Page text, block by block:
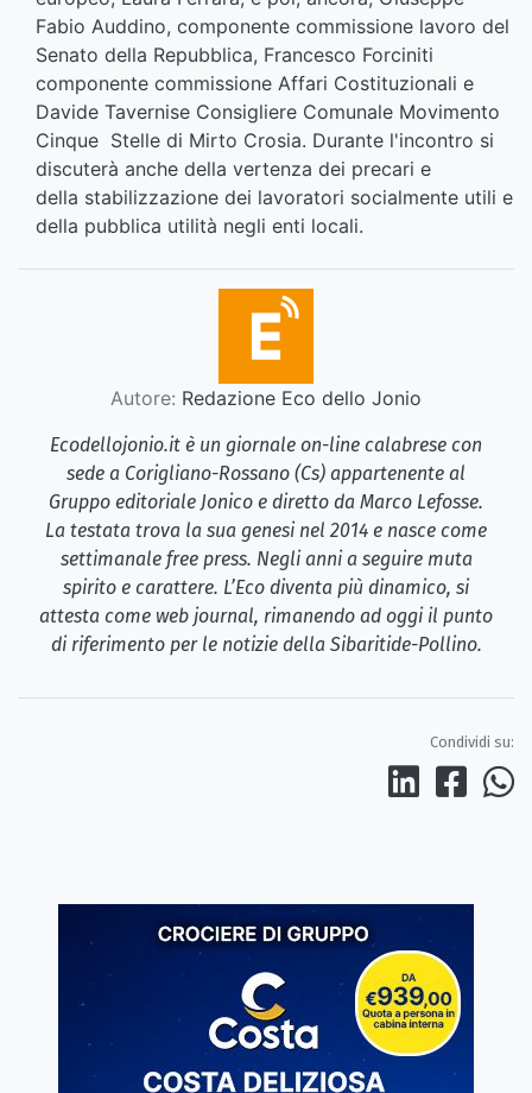
Fabio Auddino, componente commissione lavoro del
Senato della Repubblica, Francesco Forciniti
componente commissione Affari Costituzionali e
Davide Tavernise Consigliere Comunale Movimento
Cinque Stelle di Mirto Crosia. Durante l'incontro si
discuterà anche della vertenza dei precari e
della stabilizzazione dei lavoratori socialmente utili e
della pubblica utilità negli enti locali.
Autore: Redazione Eco dello Jonio
Ecodellojonio.it è un giornale on-line calabrese con
sede a Corigliano-Rossano (Cs) appartenente al
Gruppo editoriale Jonico e diretto da Marco Lefosse.
La testata trova la sua genesi nel 2014 e nasce come
settimanale free press. Negli anni a seguire muta
spirito e carattere. L’Eco diventa più dinamico, si
attesta come web journal, rimanendo ad oggi il punto
di riferimento per le notizie della Sibaritide-Pollino.
Condividi su: